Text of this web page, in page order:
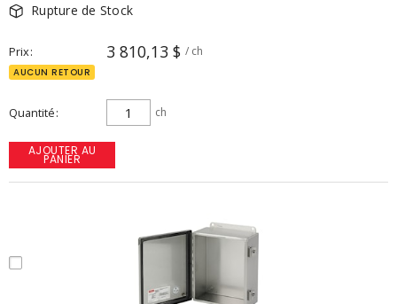
Rupture de Stock
Prix 3 810,13 $ / ch
AUCUN RETOUR
Quantité ch
AJOUTER AU
PANIER